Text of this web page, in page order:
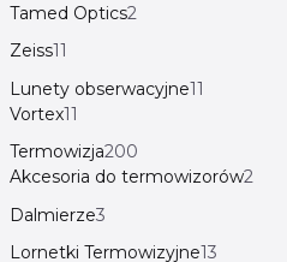
Tamed Optics2
Zeiss11
Lunety obserwacyjne11
Vortex11
Termowizja200
Akcesoria do termowizorów2
Dalmierze3
Lornetki Termowizyjne13